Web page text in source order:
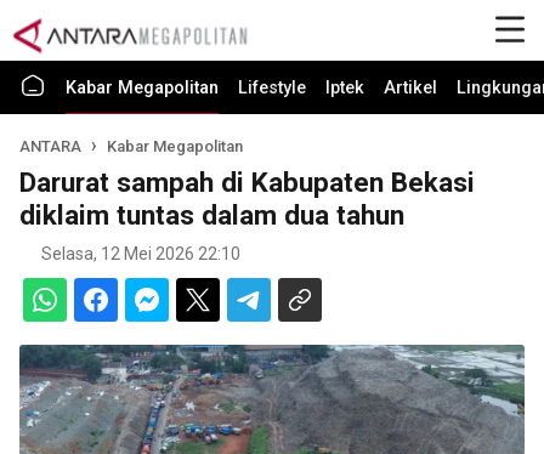
Kabar Megapolitan Lifestyle Iptek Artikel
ANTARA Kabar Megapolitan
Darurat sampah di Kabupaten Bekasi
diklaim tuntas dalam dua tahun
Selasa, 12 Mei 2026 22:10